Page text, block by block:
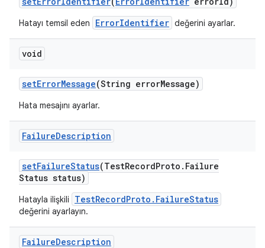
Hatayı temsil eden ErrorIdentifier değerini ayarlar.
void
setErrorMessage(String errorMessage)
Hata mesajını ayarlar.
FailureDescription
setFailureStatus(TestRecordProto . Failure
Status status)
Hatayla ilişkili TestRecordProto.FailureStatus
değerini ayarlayın.
FailureDescription